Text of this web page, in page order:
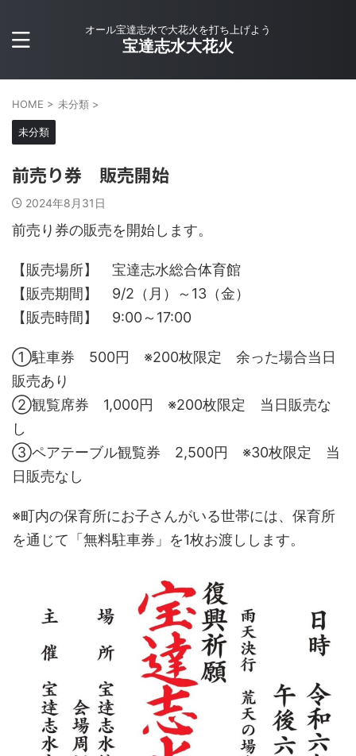
オール宝達志水で大花火を打ち上げよう
宝達志水大花火
HOME > 未分類 >
未分類
前売り券 販売開始
2024年8月31日
前売り券の販売を開始します。
【販売場所】 宝達志水総合体育館
【販売期間】 9/2（月）～13（金）
【販売時間】 9:00～17:00
➀駐車券 500円 ※200枚限定 余った場合当日
販売あり
②観覧席券 1,000円 ※200枚限定 当日販売な
し
③ペアテーブル観覧券 2,500円 ※30枚限定 当
日販売なし
※町内の保育所にお子さんがいる世帯には、保育所
を通じて「無料駐車券」を1枚お渡しします。